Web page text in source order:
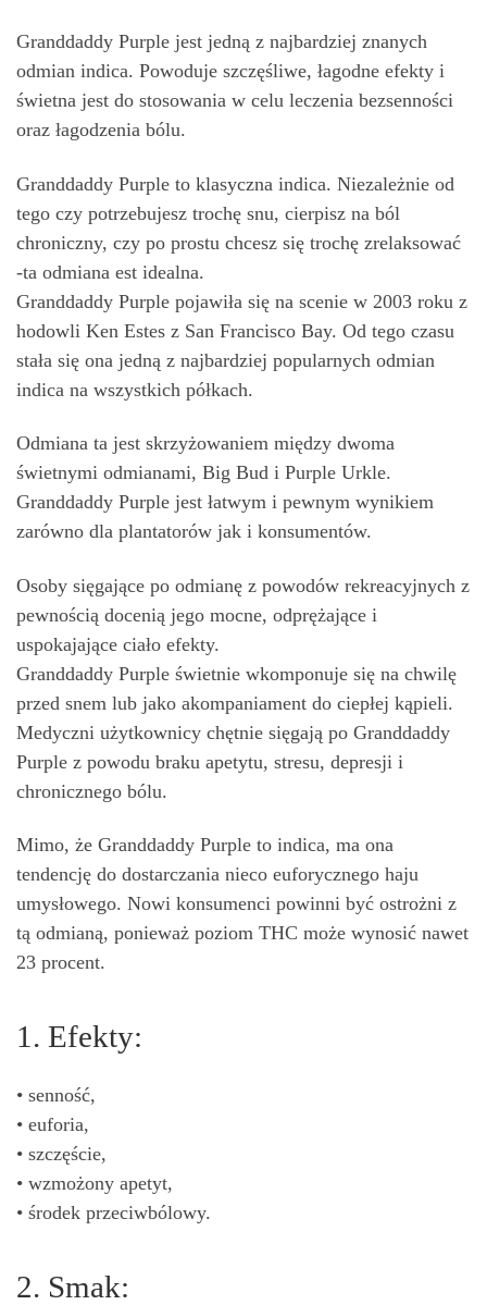
Granddaddy Purple jest jedną z najbardziej znanych
odmian indica. Powoduje szczęśliwe, łagodne efekty i
świetna jest do stosowania w celu leczenia bezsenności
oraz łagodzenia bólu.
Granddaddy Purple to klasyczna indica. Niezależnie od
tego czy potrzebujesz trochę snu, cierpisz na ból
chroniczny, czy po prostu chcesz się trochę zrelaksować
-ta odmiana est idealna.
Granddaddy Purple pojawiła się na scenie w 2003 roku z
hodowli Ken Estes z San Francisco Bay. Od tego czasu
stała się ona jedną z najbardziej popularnych odmian
indica na wszystkich półkach.
Odmiana ta jest skrzyżowaniem między dwoma
świetnymi odmianami, Big Bud i Purple Urkle.
Granddaddy Purple jest łatwym i pewnym wynikiem
zarówno dla plantatorów jak i konsumentów.
Osoby sięgające po odmianę z powodów rekreacyjnych z
pewnością docenią jego mocne, odprężające i
uspokajające ciało efekty.
Granddaddy Purple świetnie wkomponuje się na chwilę
przed snem lub jako akompaniament do ciepłej kąpieli.
Medyczni użytkownicy chętnie sięgają po Granddaddy
Purple z powodu braku apetytu, stresu, depresji i
chronicznego bólu.
Mimo, że Granddaddy Purple to indica, ma ona
tendencję do dostarczania nieco euforycznego haju
umysłowego. Nowi konsumenci powinni być ostrożni z
tą odmianą, ponieważ poziom THC może wynosić nawet
23 procent.
1. Efekty:
• senność,
• euforia,
• szczęście,
• wzmożony apetyt,
• środek przeciwbólowy.
2. Smak: